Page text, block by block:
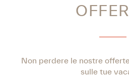
Non perdere le nostre
sulle tue